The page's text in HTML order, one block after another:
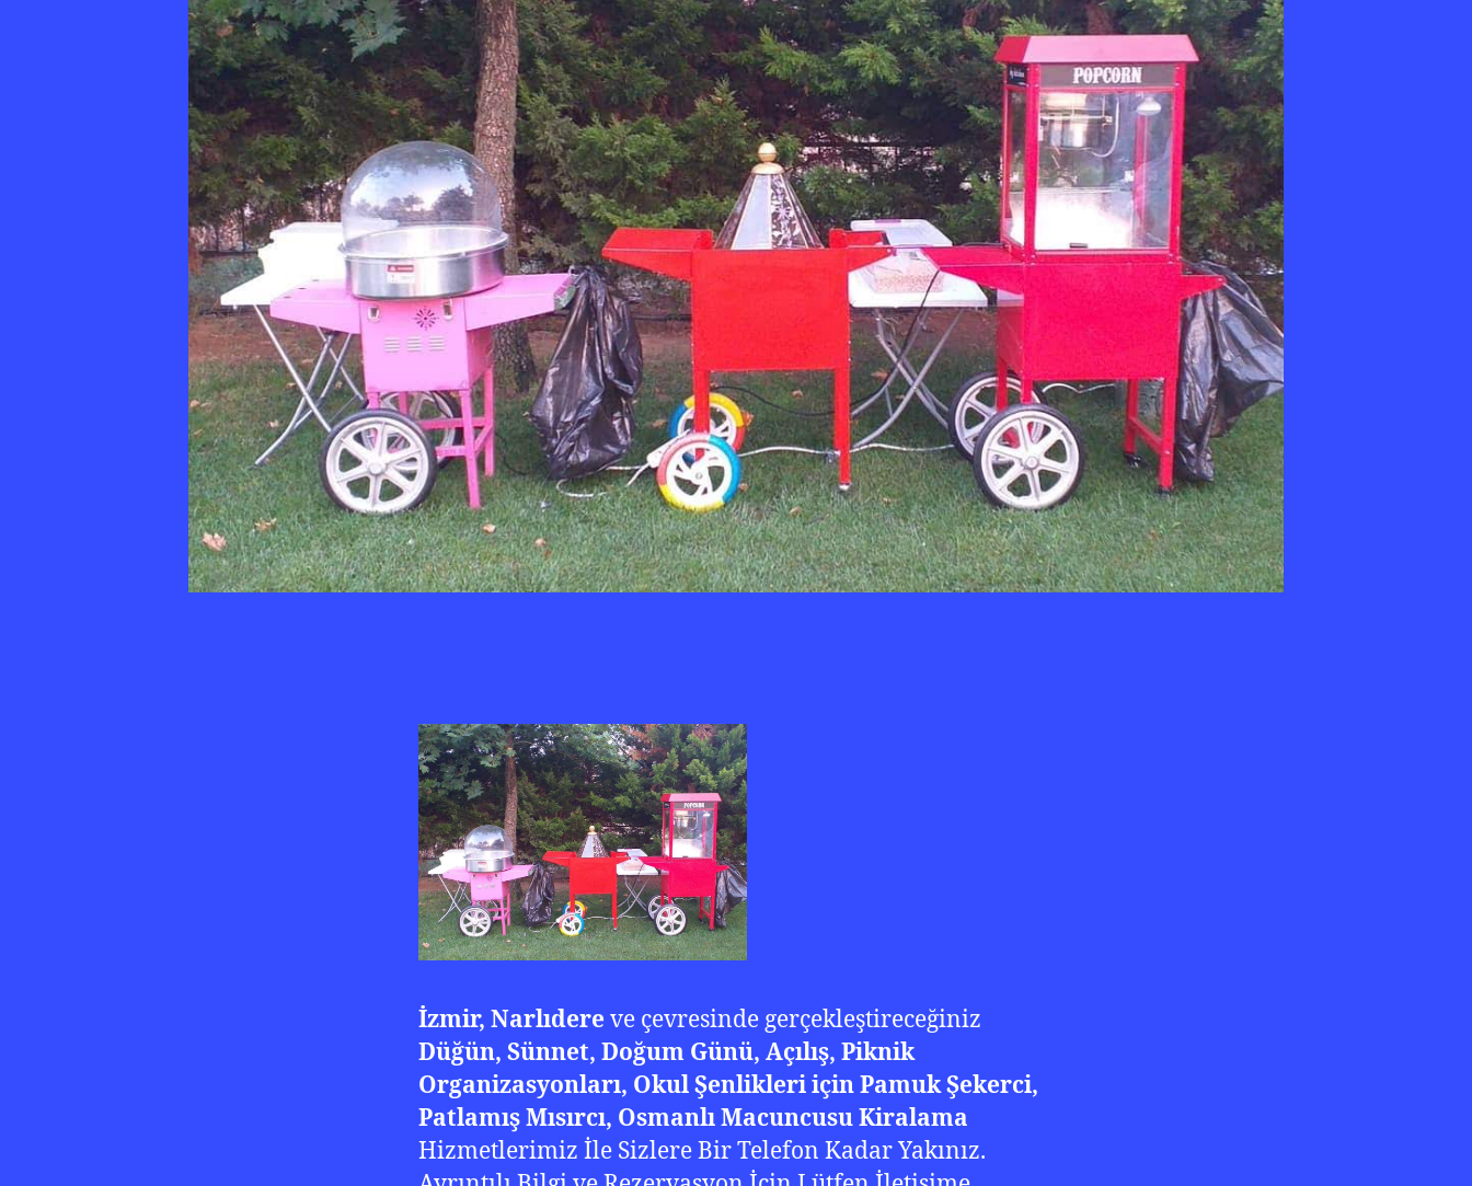
İzmir, Narlıdere ve çevresinde gerçekleştireceğiniz
Düğün, Sünnet, Doğum Günü, Açılış, Piknik
Organizasyonları, Okul Şenlikleri için Pamuk Şekerci,
Patlamış Mısırcı, Osmanlı Macuncusu Kiralama
Hizmetlerimiz İle Sizlere Bir Telefon Kadar Yakınız.